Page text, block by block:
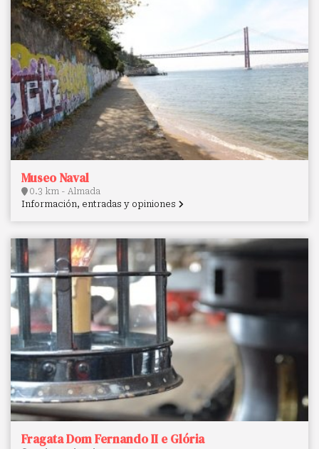
Museo Naval
0.3 km - Almada
Información, entradas y opiniones
Fragata Dom Fernando II e Glória